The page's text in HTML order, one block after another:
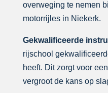
overweging te nemen
motorrijles in Niekerk.
Gekwalificeerde
rijschool
heeft. Dit zorgt voor
vergroot de kans op